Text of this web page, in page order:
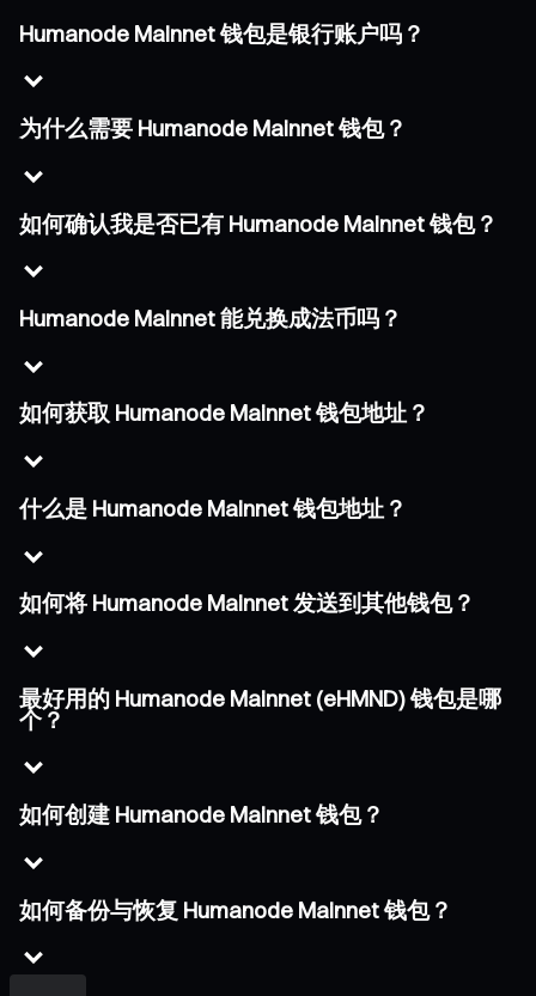
Humanode Mainnet 钱包是银行账户吗？
为什么需要 Humanode Mainnet 钱包？
如何确认我是否已有 Humanode Mainnet 钱包？
Humanode Mainnet 能兑换成法币吗？
如何获取 Humanode Mainnet 钱包地址？
什么是 Humanode Mainnet 钱包地址？
如何将 Humanode Mainnet 发送到其他钱包？
最好用的 Humanode Mainnet (eHMND) 钱包是哪
个？
如何创建 Humanode Mainnet 钱包？
如何备份与恢复 Humanode Mainnet 钱包？